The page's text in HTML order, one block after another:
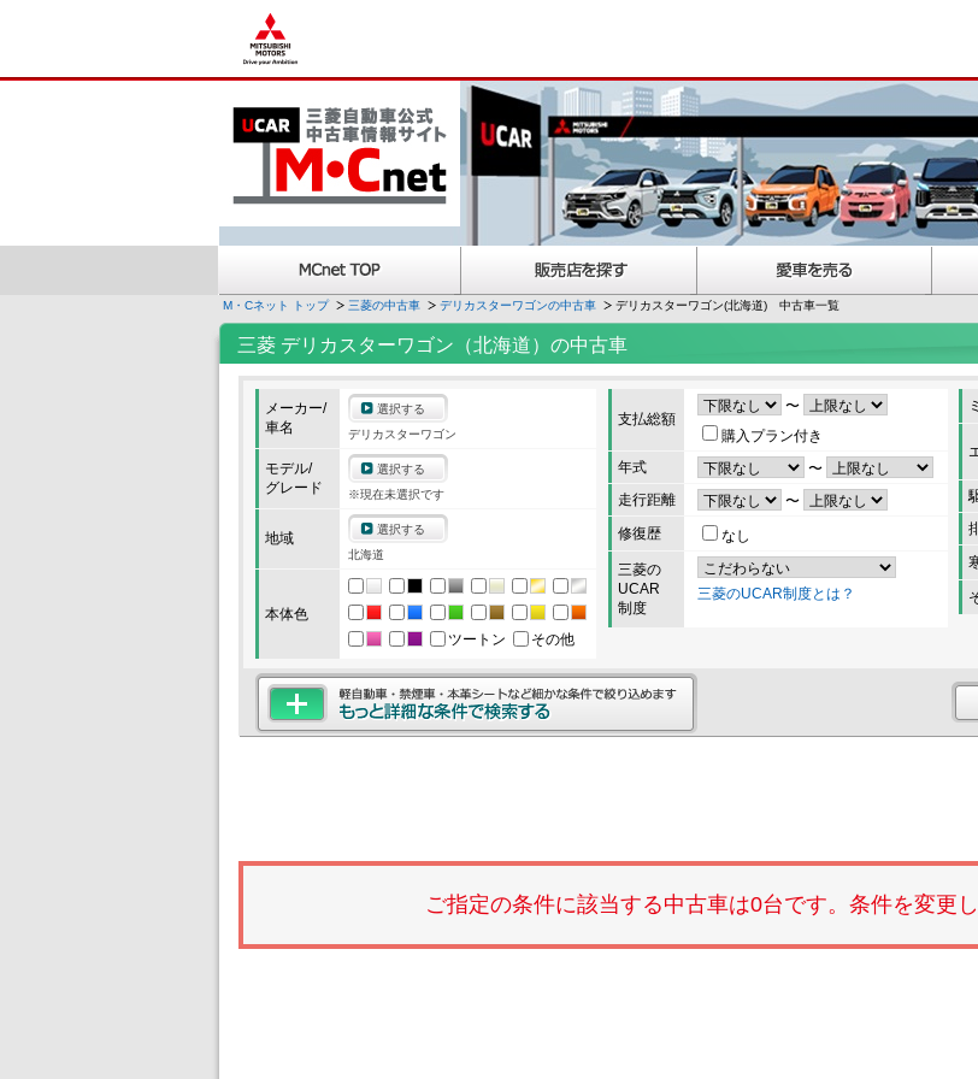
M・Cネット トップ 三菱の中古車 デリカスターワゴンの中古車 デリカスターワゴン(北海道) 中古車一覧
三菱 デリカスターワゴン（北海道）の中古車
メーカー/
車名
選択する
デリカスターワゴン
モデル/
グレード
選択する
※現在未選択です
地域
選択する
北海道
本体色
ツートン
その他
支払総額
〜
購入プラン付き
年式
〜
走行距離
〜
修復歴
なし
三菱の
UCAR
制度
三菱のUCAR制度とは？
ご指定の条件に該当する中古車は0台です。条件を変更